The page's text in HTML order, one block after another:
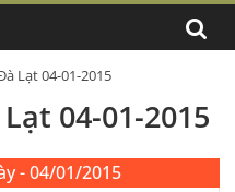
Lạt 04-01-2015
04-01-2015
- 04/01/2015